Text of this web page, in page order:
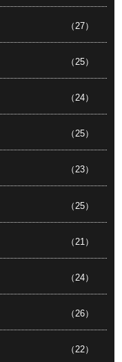
（27）
（25）
（24）
（25）
（23）
（25）
（21）
（24）
（26）
（22）